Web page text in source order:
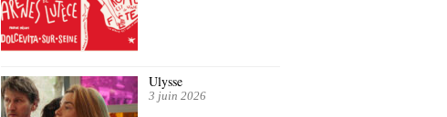
Ulysse
3 juin 2026